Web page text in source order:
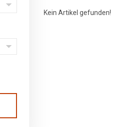
Kein Artikel gefunden!